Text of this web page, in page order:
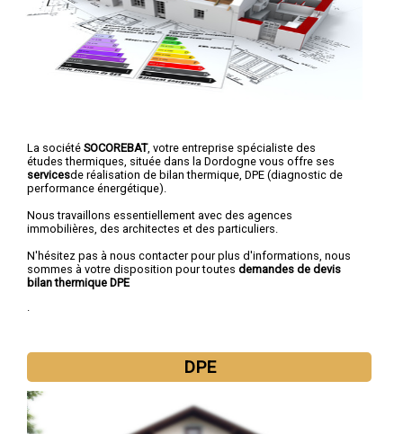
La société SOCOREBAT, votre entreprise spécialiste des
études thermiques, située dans la Dordogne vous offre ses
servicesde réalisation de bilan thermique, DPE (diagnostic de
performance énergétique).
Nous travaillons essentiellement avec des agences
immobilières, des architectes et des particuliers.
N'hésitez pas à nous contacter pour plus d'informations, nous
sommes à votre disposition pour toutes demandes de devis
bilan thermique DPE
.
DPE